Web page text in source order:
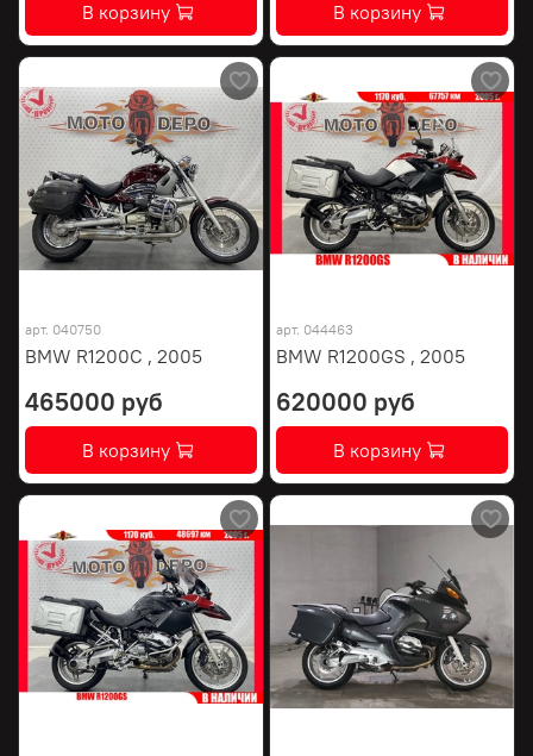
В корзину В корзину
арт. 040750
BMW R1200C , 2005
465000 руб
В корзину
арт. 044463
BMW R1200GS , 2005
620000 руб
В корзину